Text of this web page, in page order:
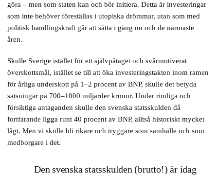
göra – men som staten kan och bör initiera. Detta är investeringar
som inte behöver föreställas i utopiska drömmar, utan som med
politisk handlingskraft går att sätta i gång nu och de närmaste
åren.
Skulle Sverige istället för ett självpåtaget och svårmotiverat
överskottsmål, istället se till att öka investeringstakten inom ramen
för årliga underskott på 1–2 procent av BNP, skulle det betyda
satsningar på 700–1000 miljarder kronor. Under rimliga och
försiktiga antaganden skulle den svenska statsskulden då
fortfarande ligga runt 40 procent av BNP, alltså historiskt mycket
lågt. Men vi skulle bli rikare och tryggare som samhälle och som
medborgare i det.
Den svenska statsskulden (brutto!) är idag